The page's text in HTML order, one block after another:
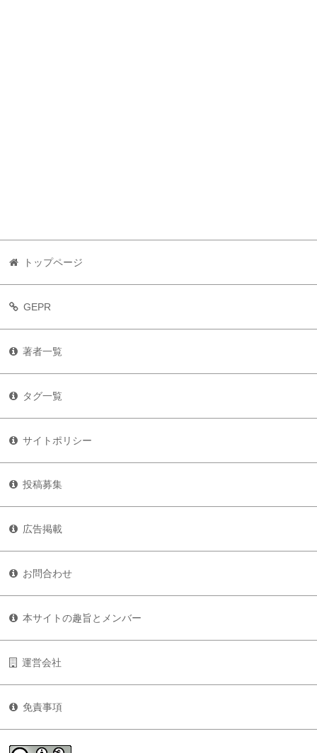
トップページ
GEPR
著者一覧
タグ一覧
サイトポリシー
投稿募集
広告掲載
お問合わせ
本サイトの趣旨とメンバー
運営会社
免責事項